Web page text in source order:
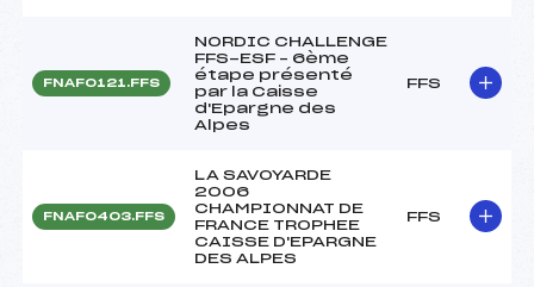
FNAF0121.FFS
NORDIC CHALLENGE
FFS-ESF – 6ème
étape présenté
par la Caisse
d'Epargne des
Alpes
FFS
FNAF0403.FFS
LA SAVOYARDE
2006
CHAMPIONNAT DE
FRANCE TROPHEE
CAISSE D'EPARGNE
DES ALPES
FFS